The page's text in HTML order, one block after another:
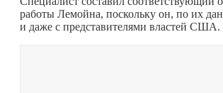
работы Лемойна, поскольку он, по их
и даже с представителями властей США.